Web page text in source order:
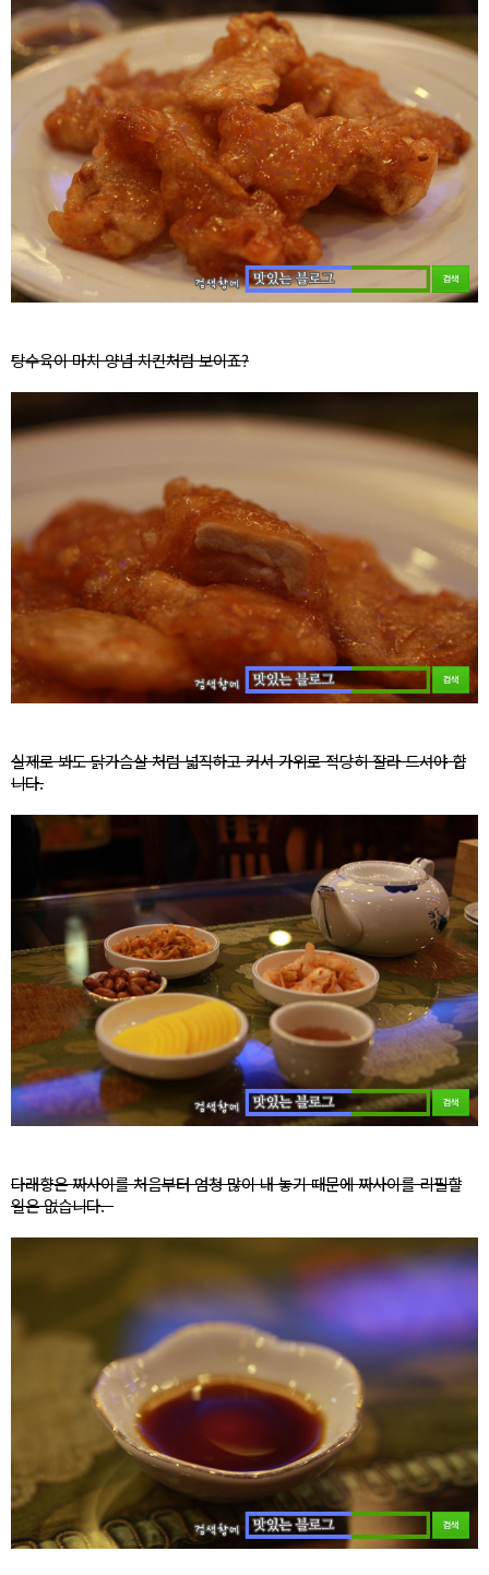
탕수육이 마치 양념 치킨처럼 보이죠?
실제로 봐도 닭가슴살 처럼 넓직하고 커서 가위로 적당히 잘라 드셔야 합
니다.
다래향은 짜사이를 처음부터 엄청 많이 내 놓기 때문에 짜사이를 리필할
일은 없습니다.